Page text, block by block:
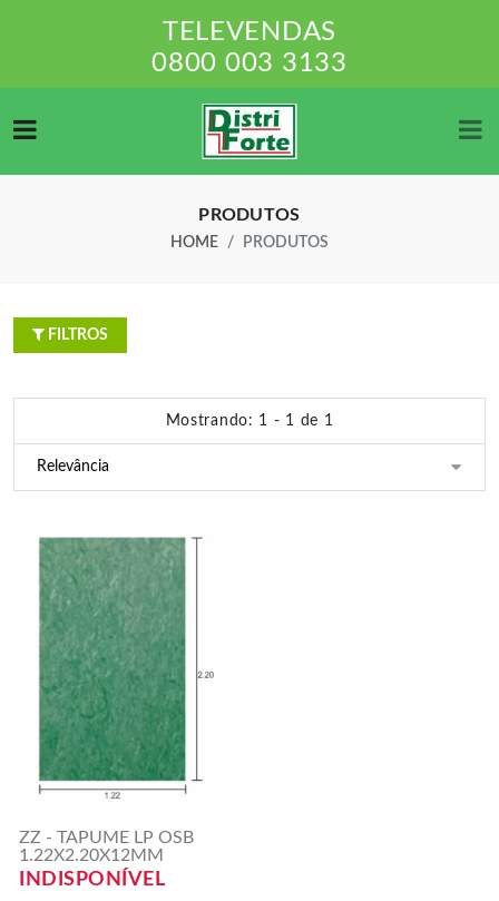
TELEVENDAS
0800 003 3133
PRODUTOS
HOME PRODUTOS
FILTROS
Mostrando: 1 - 1 de 1
ZZ - TAPUME LP OSB
1.22X2.20X12MM
INDISPONÍVEL